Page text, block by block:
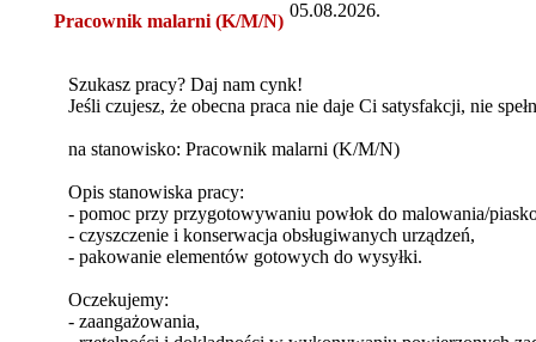
Pracownik malarni (K/M/N)
05.08.2026.
Szukasz pracy? Daj nam cynk!
Jeśli czujesz, że obecna praca nie daje Ci satysfakcji, nie
na stanowisko: Pracownik malarni (K/M/N)
Opis stanowiska pracy:
- pomoc przy przygotowywaniu powłok do malowania/
- czyszczenie i konserwacja obsługiwanych urządzeń,
- pakowanie elementów gotowych do wysyłki.
Oczekujemy:
- zaangażowania,